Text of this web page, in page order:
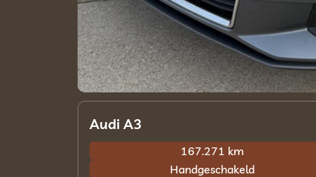
Audi A3
167.271 km
Handgeschakeld